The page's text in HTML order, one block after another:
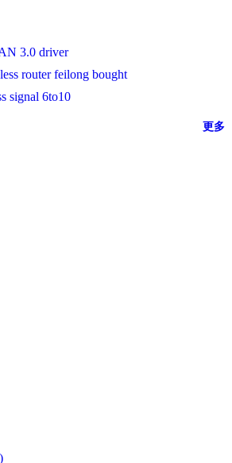
3.0 driver
router feilong bought
signal 6to10
更多